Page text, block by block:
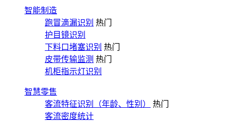
智能制造
跑冒滴漏识别 热门
护目镜识别
下料口堵塞识别 热门
皮带传输监测 热门
机柜指示灯识别
智慧零售
客流特征识别（年龄、性别）
热门
客流密度统计